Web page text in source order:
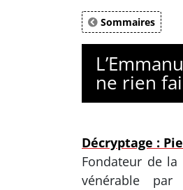
Sommaires
ne rien
Décryptage :
Fondateur de la
vénérable